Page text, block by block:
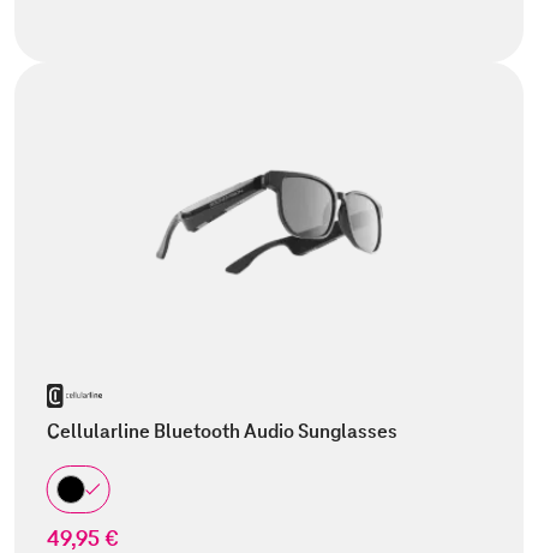
Cellularline Bluetooth Audio Sunglasses
49,95 €